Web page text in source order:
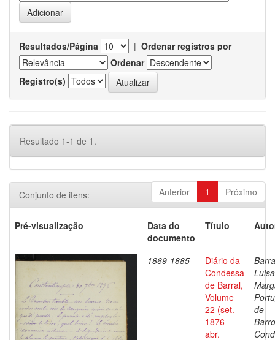
Resultados/Página | Ordenar registros por
Ordenar
Registro(s)
Resultado 1-1 de 1.
Anterior 1 Próximo
Conjunto de itens:
Pré-visualização
Data do
documento
Título
1869-1885
Diário da
Condessa
de Barral,
Volume
22 (set.
1876 -
abr.
Luisa
de